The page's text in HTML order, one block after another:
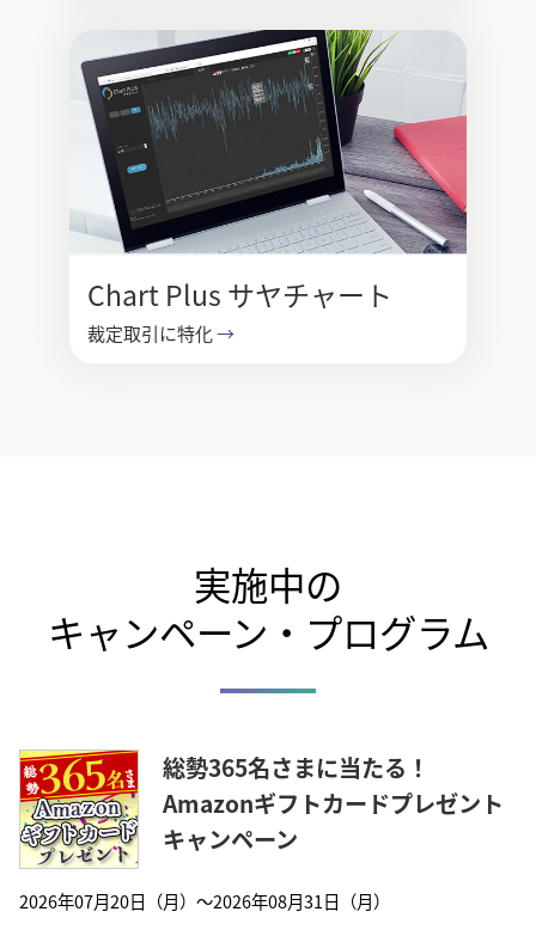
Chart Plus サヤチャート
裁定取引に特化→
実施中の
キャンペーン・プログラム
総勢365名さまに当たる！
Amazonギフトカードプレゼント
キャンペーン
2026年07月20日（月）～2026年08月31日（月）